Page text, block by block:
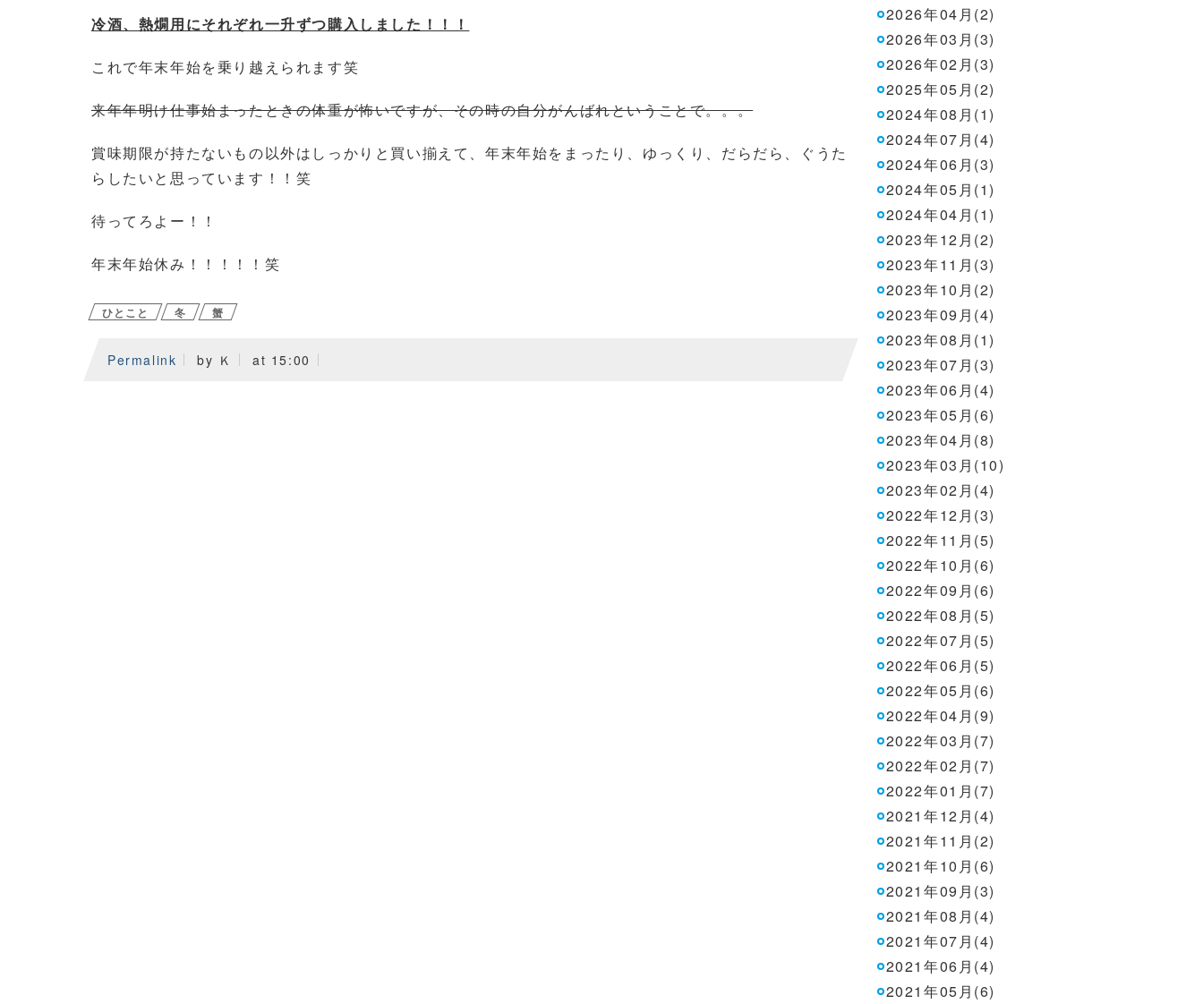
冷酒、熱燗用にそれぞれ一升ずつ購入しました！！！
これで年末年始を乗り越えられます笑
来年年明け仕事始まったときの体重が怖いですが、その時の自分がんばれということで。。。
賞味期限が持たないもの以外はしっかりと買い揃えて、年末年始をまったり、ゆっくり、だらだら、ぐうた
らしたいと思っています！！笑
待ってろよー！！
年末年始休み！！！！！笑
ひとこと 冬 蟹
Permalink by Ｋ at 15:00
2026年04月(2)
2026年03月(3)
2026年02月(3)
2025年05月(2)
2024年08月(1)
2024年07月(4)
2024年06月(3)
2024年05月(1)
2024年04月(1)
2023年12月(2)
2023年11月(3)
2023年10月(2)
2023年09月(4)
2023年08月(1)
2023年07月(3)
2023年06月(4)
2023年05月(6)
2023年04月(8)
2023年03月(10)
2023年02月(4)
2022年12月(3)
2022年11月(5)
2022年10月(6)
2022年09月(6)
2022年08月(5)
2022年07月(5)
2022年06月(5)
2022年05月(6)
2022年04月(9)
2022年03月(7)
2022年02月(7)
2022年01月(7)
2021年12月(4)
2021年11月(2)
2021年10月(6)
2021年09月(3)
2021年08月(4)
2021年07月(4)
2021年06月(4)
2021年05月(6)